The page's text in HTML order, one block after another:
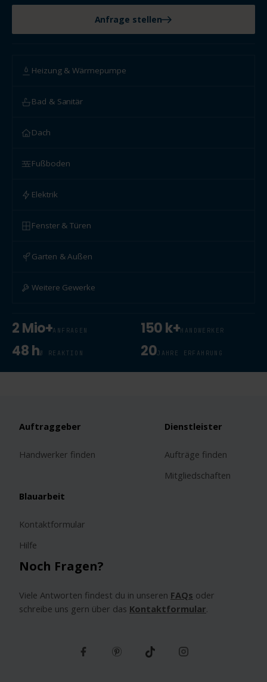
Anfrage stellen
Heizung & Wärmepumpe
Bad & Sanitär
Dach
Fußboden
Elektrik
Fenster & Türen
Garten & Außen
Weitere Gewerke
2 Mio+ANFRAGEN 150 k+HANDWERKER
48 hØ REAKTION 20JAHRE ERFAHRUNG
Noch Fragen?
Viele Antworten findest du in unseren FAQs oder
schreibe uns gern über das Kontaktformular.
Auftraggeber
Handwerker finden
Dienstleister
Aufträge finden
Mitgliedschaften
Blauarbeit
Kontaktformular
Hilfe